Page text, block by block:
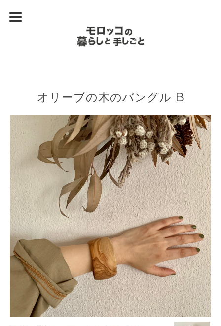
オリーブの木のバングル B